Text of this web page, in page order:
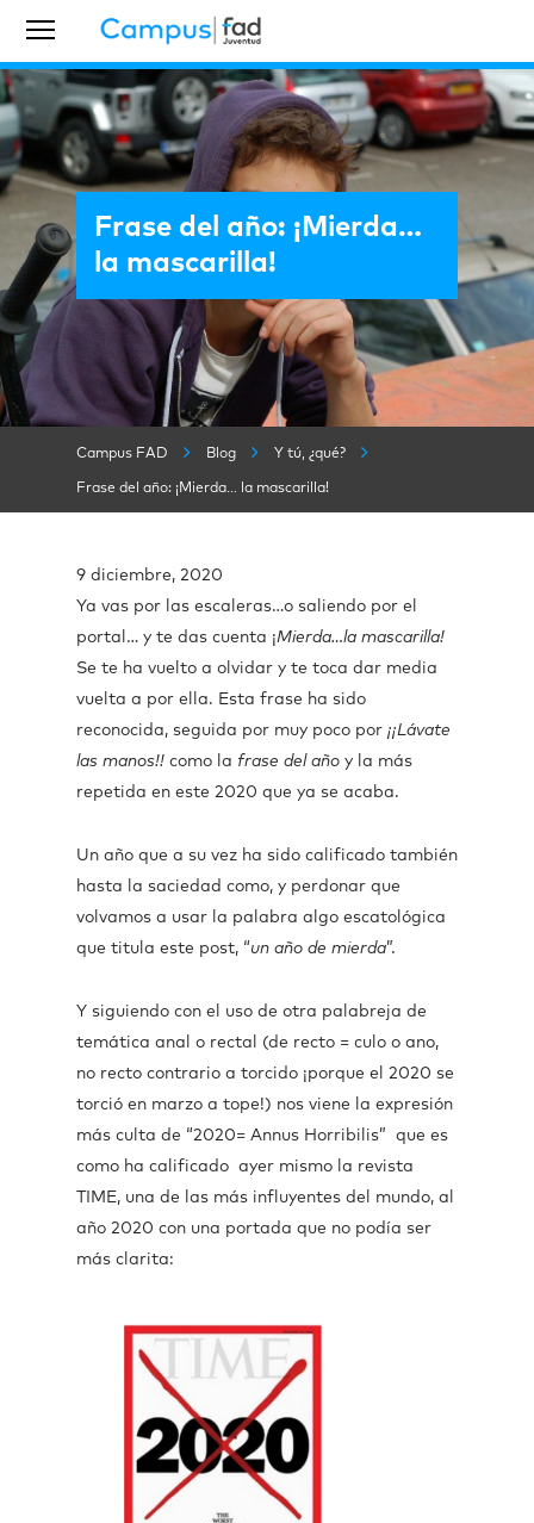
Frase del año: ¡Mierda…
la mascarilla!
Campus FAD Blog Y tú, ¿qué?
Frase del año: ¡Mierda… la mascarilla!
9 diciembre, 2020
Ya vas por las escaleras…o saliendo por el
portal… y te das cuenta ¡Mierda…la mascarilla!
Se te ha vuelto a olvidar y te toca dar media
vuelta a por ella. Esta frase ha sido
reconocida, seguida por muy poco por ¡¡Lávate
las manos!! como la frase del año y la más
repetida en este 2020 que ya se acaba.
Un año que a su vez ha sido calificado también
hasta la saciedad como, y perdonar que
volvamos a usar la palabra algo escatológica
que titula este post, “un año de mierda”.
Y siguiendo con el uso de otra palabreja de
temática anal o rectal (de recto = culo o ano,
no recto contrario a torcido ¡porque el 2020 se
torció en marzo a tope!) nos viene la expresión
más culta de “2020= Annus Horribilis” que es
como ha calificado ayer mismo la revista
TIME, una de las más influyentes del mundo, al
año 2020 con una portada que no podía ser
más clarita: